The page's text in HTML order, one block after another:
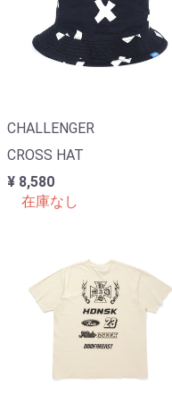
CHALLENGER
CROSS HAT
¥ 8,580
在庫なし